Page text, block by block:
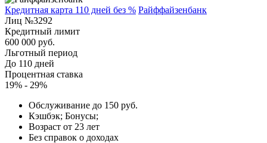
Кредитная карта 110 дней без % Райффайзенбанк
Лиц №3292
Кредитный лимит
600 000 руб.
Льготный период
До 110 дней
Процентная ставка
19% - 29%
Обслуживание до 150 руб.
Кэшбэк; Бонусы;
Возраст от 23 лет
Без справок о доходах